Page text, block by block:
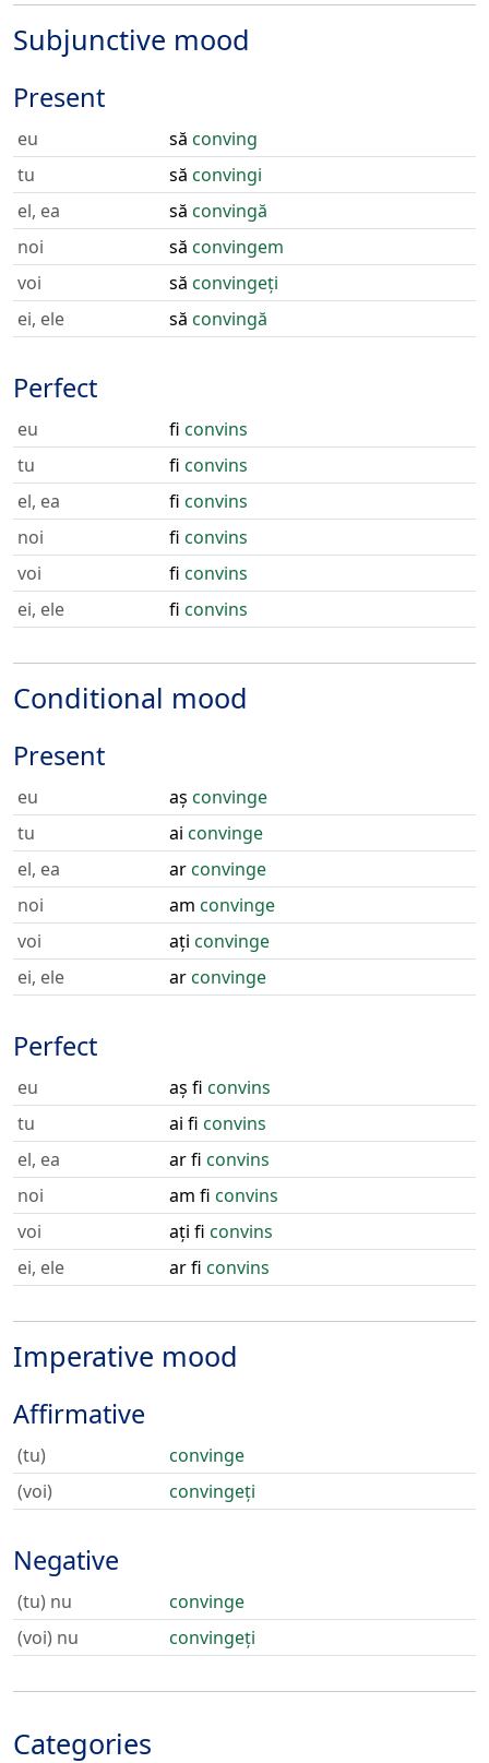
Subjunctive mood
Present
eu să conving
tu
să convingi
el, ea
să convingă
noi
să convingem
voi
să convingeți
ei, ele
să convingă
Perfect
eu fi convins
tu
fi convins
el, ea
fi convins
noi
fi convins
voi
fi convins
ei, ele
fi convins
Conditional mood
Present
eu aș convinge
tu
ai convinge
el, ea
arconvinge
noi
am convinge
voi
ați convinge
ei, ele
arconvinge
Perfect
eu aș fi convins
tu
ai fi convins
el, ea
ar fi convins
noi
am fi convins
voi
ați fi convins
ei, ele
ar fi convins
Imperative mood
Affirmative
(tu)
convinge
(voi)
convingeți
Negative
(tu) nu
convinge
(voi) nu
convingeți
Categories